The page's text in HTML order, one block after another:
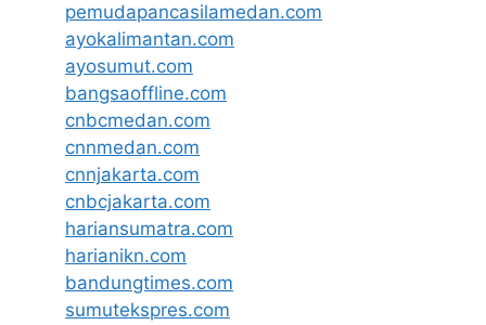
pemudapancasilamedan.com
ayokalimantan.com
ayosumut.com
bangsaoffline.com
cnbcmedan.com
cnnmedan.com
cnnjakarta.com
cnbcjakarta.com
hariansumatra.com
harianikn.com
bandungtimes.com
sumutekspres.com